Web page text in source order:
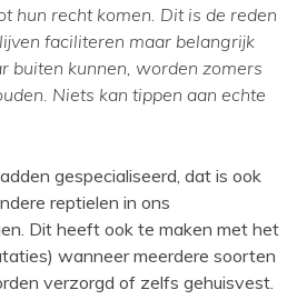
hun recht komen. Dit is de reden
faciliteren maar belangrijk
buiten kunnen, worden zomers
Niets kan tippen aan echte
gespecialiseerd, dat is ook
reptielen in ons
Dit heeft ook te maken met het
wanneer meerdere soorten
verzorgd of zelfs gehuisvest.